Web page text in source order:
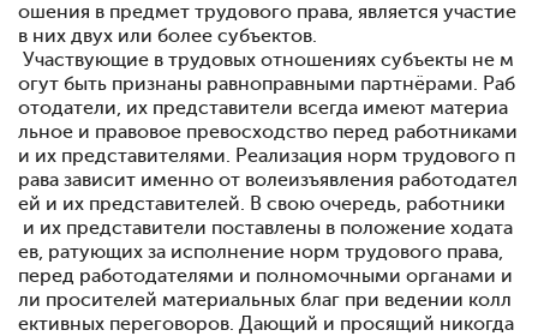
ошения в предмет трудового права, является участие
в них двух или более субъектов.
Участвующие в трудовых отношениях субъекты не м
огут быть признаны равноправными партнёрами. Раб
отодатели, их представители всегда имеют материа
льное и правовое превосходство перед работниками
и их представителями. Реализация норм трудового п
рава зависит именно от волеизъявления работодател
ей и их представителей. В свою очередь, работники
и их представители поставлены в положение ходата
ев, ратующих за исполнение норм трудового права,
перед работодателями и полномочными органами и
ли просителей материальных благ при ведении колл
ективных переговоров. Дающий и просящий никогда